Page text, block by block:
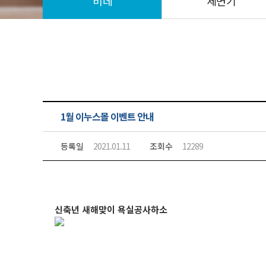
1월 이누스몰 이벤트 안내
등록일 2021.01.11 조회수 12289
신축년 새해맞이 욕실공사하소